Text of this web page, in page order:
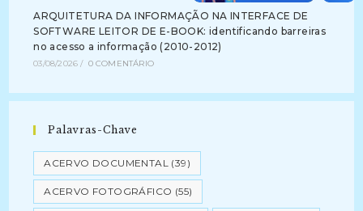
ARQUITETURA DA INFORMAÇÃO NA INTERFACE DE
SOFTWARE LEITOR DE E-BOOK: identificando barreiras
no acesso a informação (2010-2012)
03/08/2026 / 0 COMENTÁRIO
Palavras-Chave
ACERVO DOCUMENTAL (39)
ACERVO FOTOGRÁFICO (55)